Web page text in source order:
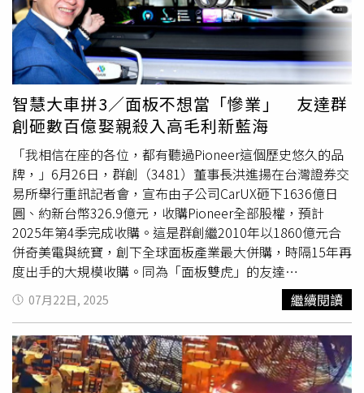
智慧大車拼3／面板不想當「慘業」 友達群
創砸數百億娶親殺入高毛利新藍海
「我相信在座的各位，都有聽過Pioneer這個歷史悠久的品
牌，」6月26日，群創（3481）董事長洪進揚在台灣證券交
易所舉行重訊記者會，宣布由子公司CarUX砸下1636億日
圓、約新台幣326.9億元，收購Pioneer全部股權，預計
2025年第4季完成收購。這是群創繼2010年以1860億元合
併奇美電與統寶，創下全球面板產業最大併購，時隔15年再
度出手的大規模收購。同為「面板雙虎」的友達
（2409），早在一年多前，也宣布花6億歐元、約204億元
買德國汽車零組件大廠BHTC。他們的理由都一樣，面板業
已在中國同業的補貼政策與低價競爭後成為「慘業」，而台
灣廠期望突破逆境的下一步，就是要轉往汽車電子中、毛利
較高的智慧車載，而併購，更是科技業要打入傳統車廠朋友
圈窄門的少數機會。友達董事長彭双浪想將面板公司，升級
07月22日, 2025 繼續閱讀